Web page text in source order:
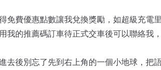
免費優惠點數讓我兌換獎勵，如超級充電
我的推薦碼訂車待正式交車後可以聯絡我
去後別忘了先到右上角的一個小地球，把